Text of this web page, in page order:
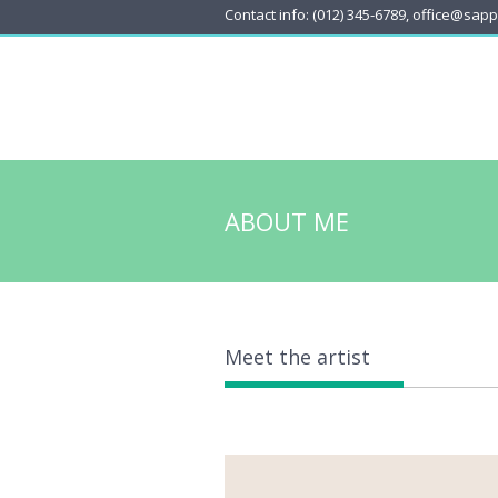
Contact info: (012) 345-6789,
ABOUT ME
Meet the artist